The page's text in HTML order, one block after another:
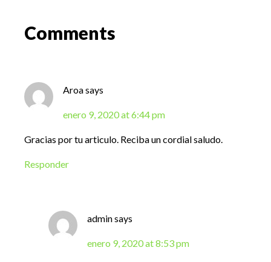
ReaderComments
Aroasays
enero 9, 2020 at 6:44 pm
Gracias por tu articulo. Reciba un cordial saludo.
Responder
adminsays
enero 9, 2020 at 8:53 pm